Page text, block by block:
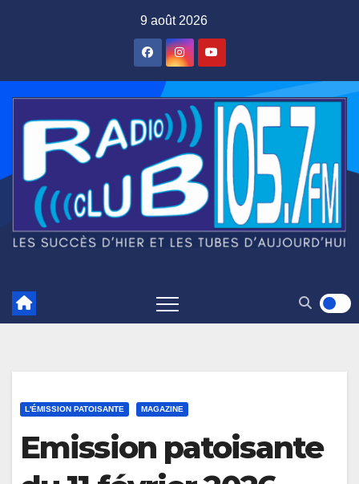
9 août 2026
L'ÉMISSION PATOISANTE MAGAZINE
Emission patoisante